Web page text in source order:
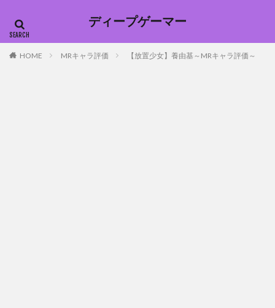
ディープゲーマー
HOME MRキャラ評価 【放置少女】養由基～MRキャラ評価～